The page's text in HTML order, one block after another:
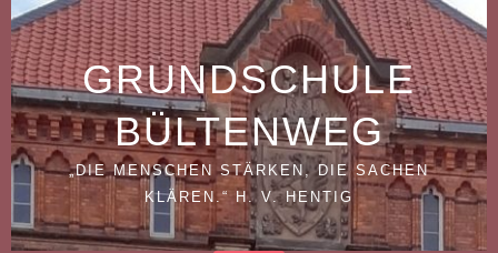
Springe
zum
Inhalt
GRUNDSCHULE
BÜLTENWEG
„DIE MENSCHEN STÄRKEN, DIE SACHEN
KLÄREN.“ H. V. HENTIG